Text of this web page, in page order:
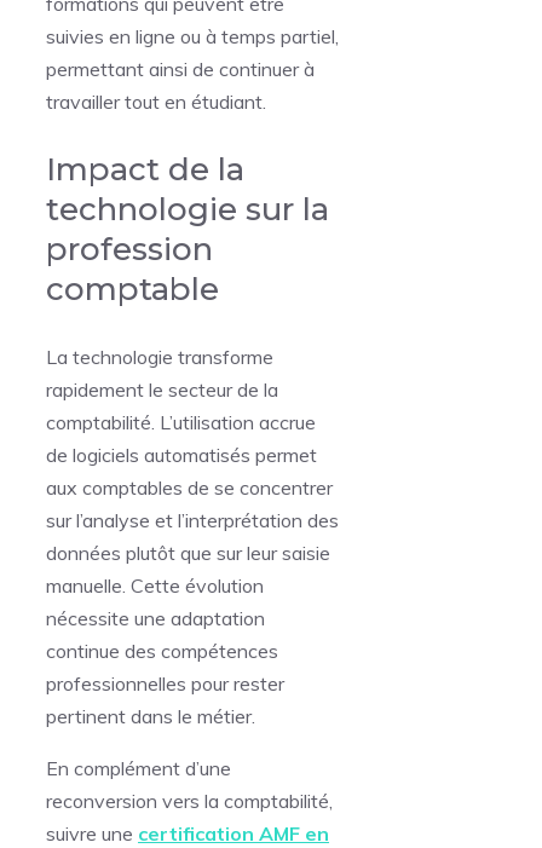
suivies en ligne ou à temps partiel,
permettant ainsi de continuer à
travailler tout en étudiant.
Impact de la
technologie sur la
profession
comptable
La technologie transforme
rapidement le secteur de la
comptabilité. L’utilisation accrue
de logiciels automatisés permet
aux comptables de se concentrer
sur l’analyse et l’interprétation des
données plutôt que sur leur saisie
manuelle. Cette évolution
nécessite une adaptation
continue des compétences
professionnelles pour rester
pertinent dans le métier.
En complément d’une
reconversion vers la comptabilité,
suivre une certification AMF en